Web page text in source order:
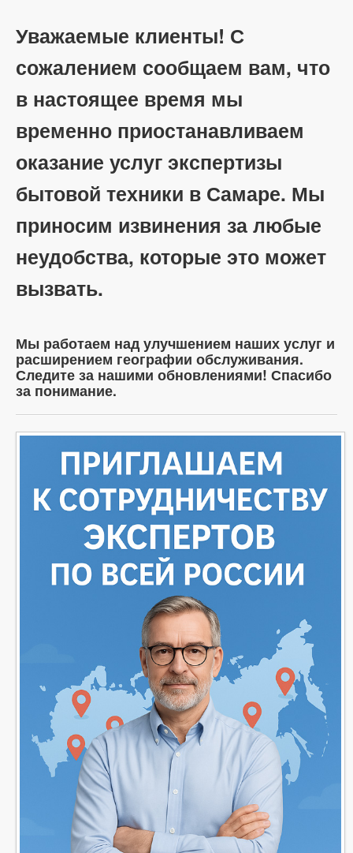
Уважаемые клиенты! С
сожалением сообщаем вам, что
в настоящее время мы
временно приостанавливаем
оказание услуг экспертизы
бытовой техники в Самаре. Мы
приносим извинения за любые
неудобства, которые это может
вызвать.
Мы работаем над улучшением наших услуг и
расширением географии обслуживания.
Следите за нашими обновлениями! Спасибо
за понимание.